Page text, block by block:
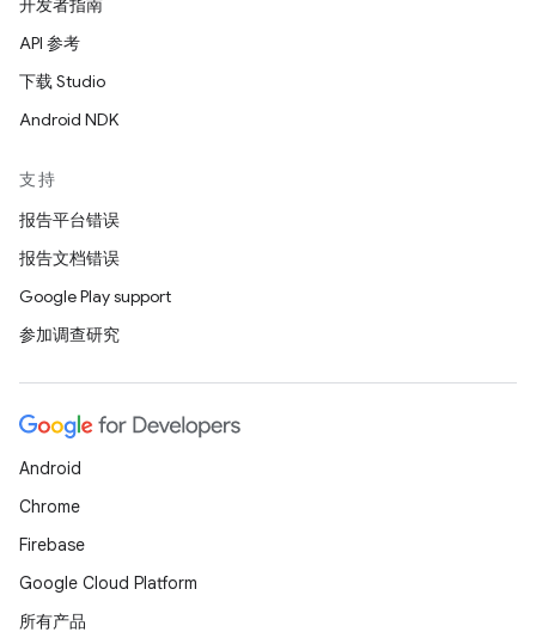
开发者指南
API 参考
下载 Studio
Android NDK
支持
报告平台错误
报告文档错误
Google Play support
参加调查研究
Android
Chrome
Firebase
Google Cloud Platform
所有产品